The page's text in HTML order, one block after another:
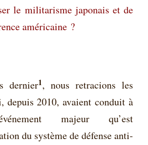
le militarisme japonais et de
américaine ?
dernier1, nous retracions les
depuis 2010, avaient conduit à
majeur qu’est
du système de défense anti-